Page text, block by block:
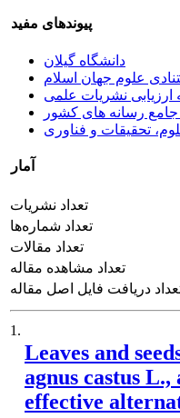
پیوندهای مفید
دانشگاه گیلان
علوم جهان اسلام
ارزیابی نشریات علمی
جامع رسانه های کشور
تحقیقات و فناوری
آمار
تعداد نشریات
تعداد شماره‌ها
تعداد مقالات
تعداد مشاهده مقاله
دریافت فایل اصل مقاله
1.
Leaves and
agnus castus
effective